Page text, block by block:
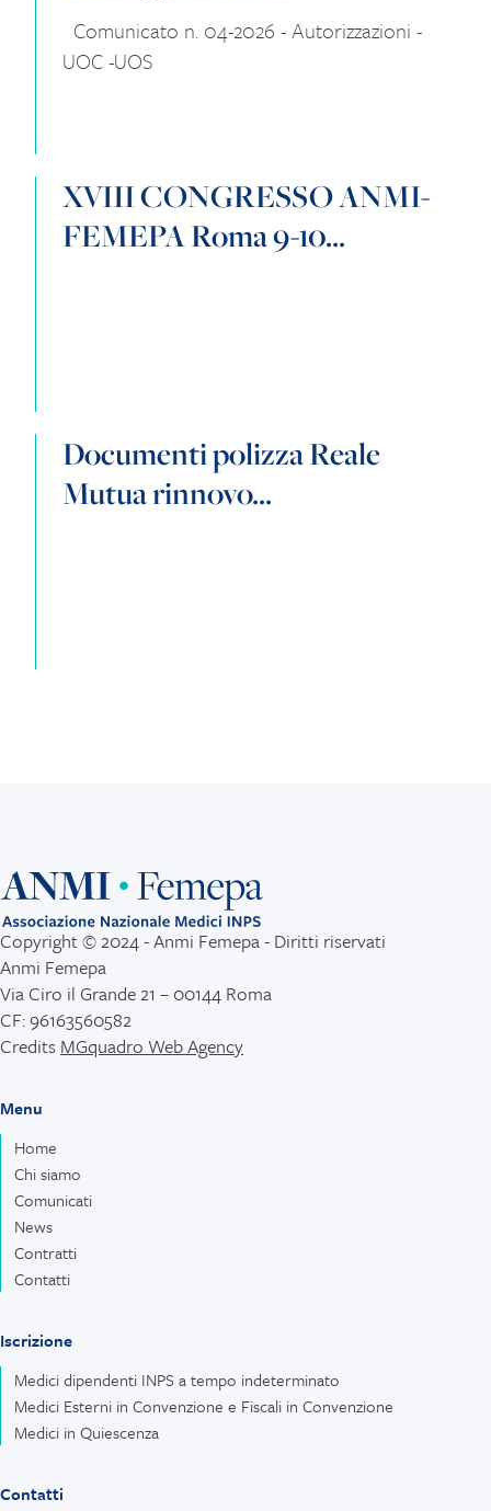
Comunicato n. 04-2026 - Autorizzazioni -
UOC -UOS
XVIII CONGRESSO ANMI-
FEMEPA Roma 9-10...
Documenti polizza Reale
Mutua rinnovo...
Copyright © 2024 - Anmi Femepa - Diritti riservati
Anmi Femepa
Via Ciro il Grande 21 – 00144 Roma
CF: 96163560582
Credits MGquadro Web Agency
Menu
Home
Chi siamo
Comunicati
News
Contratti
Contatti
Iscrizione
Medici dipendenti INPS a tempo indeterminato
Medici Esterni in Convenzione e Fiscali in Convenzione
Medici in Quiescenza
Contatti